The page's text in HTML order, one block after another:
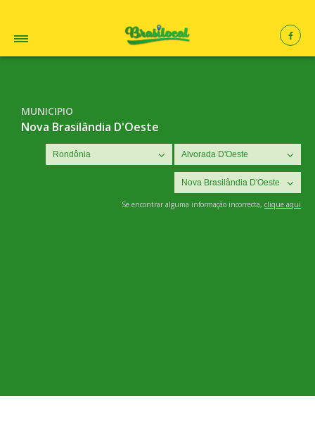
MUNICIPIO
Nova Brasilândia D'Oeste
Se encontrar alguma informação incorrecta, clique aqui